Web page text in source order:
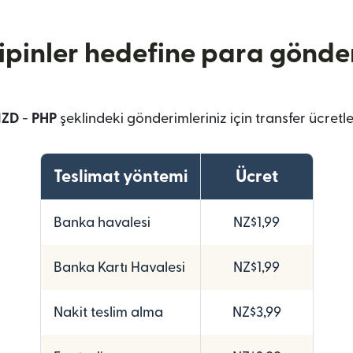
hedefine para
- PHPşeklindeki gönderimleriniz için transfer
Teslimat yöntemi Ücret
Banka havalesi NZ$1,99
Banka Kartı Havalesi NZ$1,99
Nakit teslim alma NZ$3,99